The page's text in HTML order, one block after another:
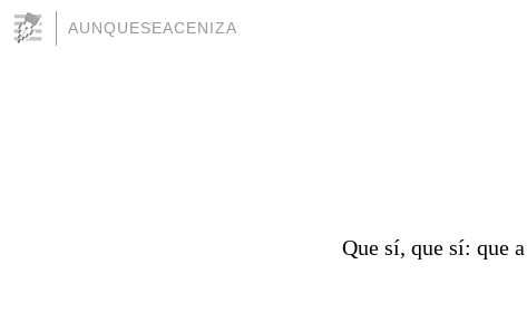
AUNQUESEACENIZA
Que sí, que sí: que